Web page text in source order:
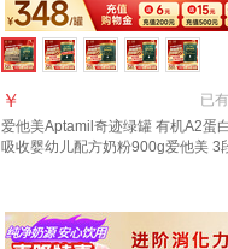
已有
￥
爱他美Aptamil奇迹绿罐 有机A2蛋
吸收婴幼儿配方奶粉900g爱他美 3